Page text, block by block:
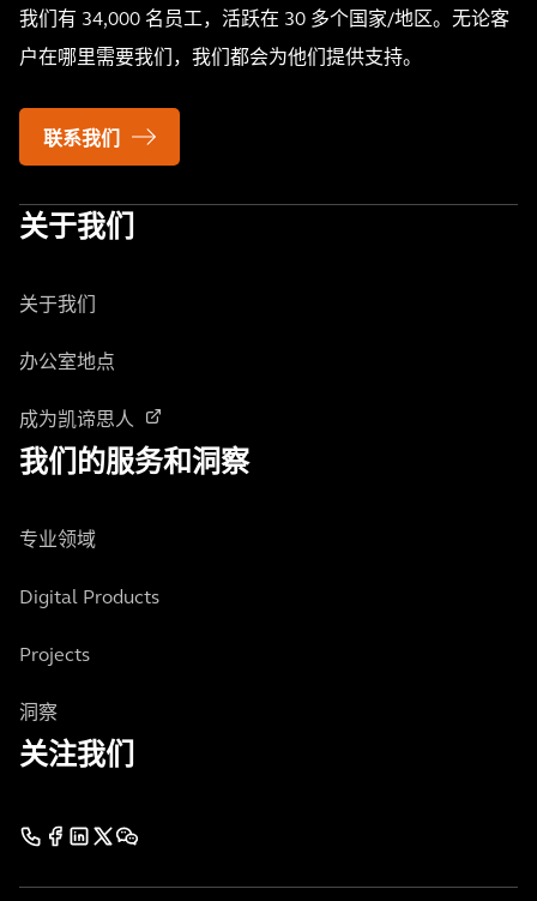
我们有 34,000 名员工，活跃在 30 多个国家/地区。无论客
户在哪里需要我们，我们都会为他们提供支持。
联系我们
关于我们
关于我们
办公室地点
成为凯谛思人
我们的服务和洞察
专业领域
Digital Products
Projects
洞察
关注我们